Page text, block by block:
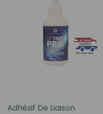
Adhésif De Liaison